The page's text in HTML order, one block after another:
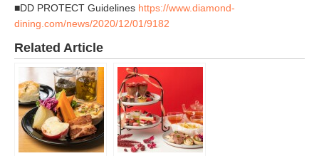
■DD PROTECT Guidelines https://www.diamond-
dining.com/news/2020/12/01/9182
Related Article